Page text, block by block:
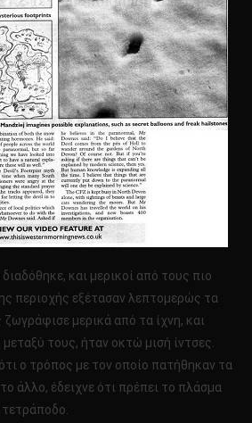
και μερικοί από τους πιο
περιοχής εξέτασαν λεπτομερώς τα
μερικά από τα ίχνη, και
τους, ήταν οκτώ μισή ίντσες.
ο τρόπος με τον οποίο πατήθηκαν τα
άλλο, έδειχνε ότι πρέπει το πλάσμα